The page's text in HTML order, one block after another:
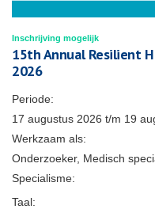
Inschrijving mogelijk
15th Annual Resilient
2026
Periode:
17 augustus 2026 t/m 19
Werkzaam als:
Onderzoeker, Medisch
Specialisme:
Taal: